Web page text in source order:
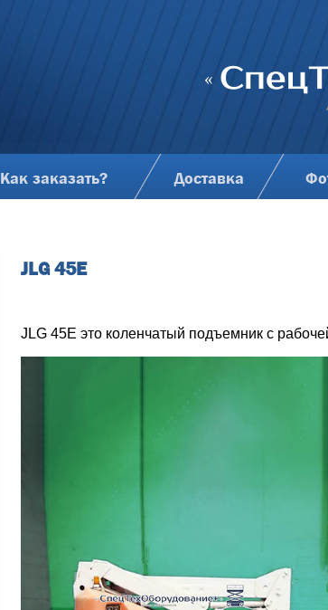
Как заказать? Доставка
JLG 45E
JLG 45E это коленчатый подъемник с